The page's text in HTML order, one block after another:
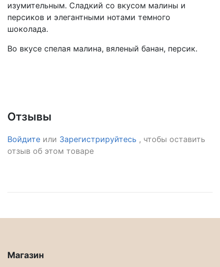
изумительным. Сладкий со вкусом малины и
персиков и элегантными нотами темного
шоколада.
Во вкусе спелая малина, вяленый банан, персик.
Отзывы
Войдите или Зарегистрируйтесь , чтобы оставить
отзыв об этом товаре
Магазин